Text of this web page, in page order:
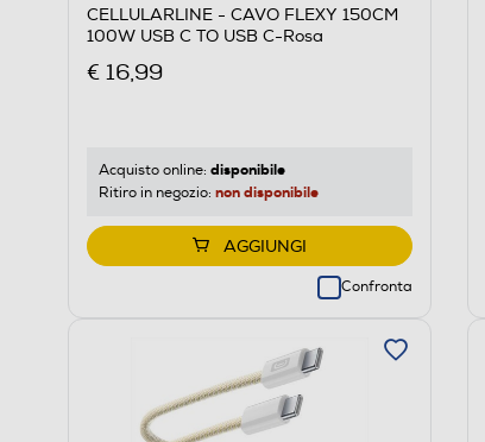
CELLULARLINE - CAVO FLEXY 150CM
100W USB C TO USB C-Rosa
€ 16,99
Acquisto online: disponibile
Ritiro in negozio: non disponibile
AGGIUNGI
Confronta